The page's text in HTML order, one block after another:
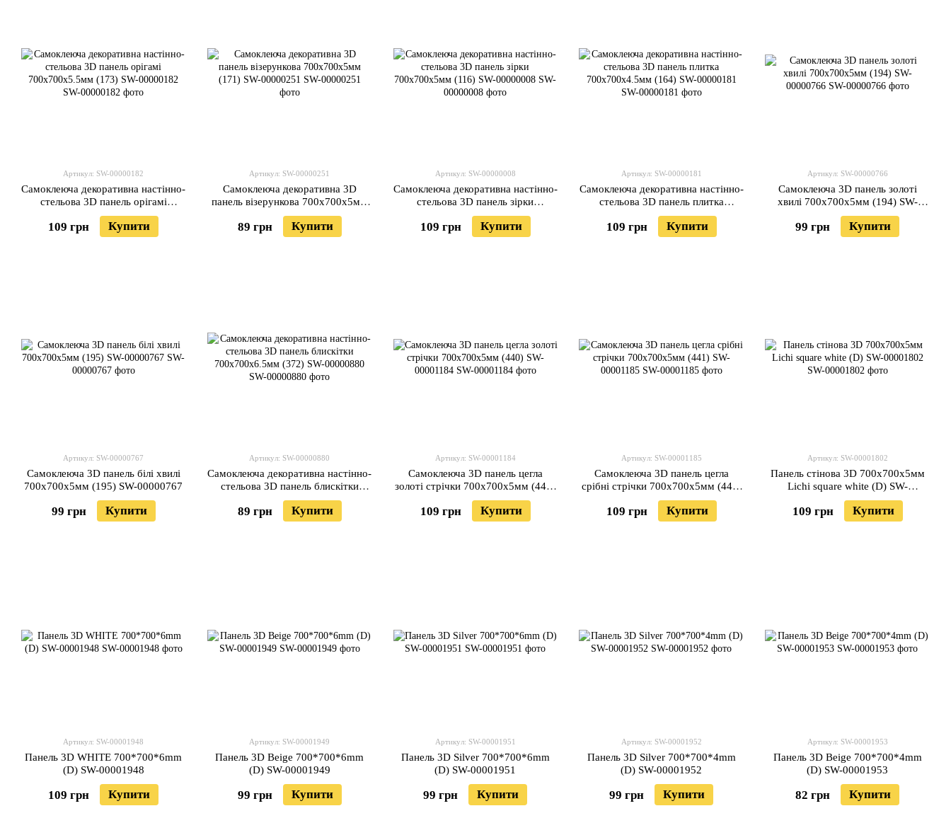
Артикул: SW-00000182
Самоклеюча декоративна настінно-
стельова 3D панель орігамі
700х700х5.5мм (173) SW-
00000182
109 грн Купити
Артикул: SW-00000251
Самоклеюча декоративна 3D
панель візерункова 700x700x5мм
(171) SW-00000251
89 грн Купити
Артикул: SW-00000008
Самоклеюча декоративна настінно-
стельова 3D панель зірки
700х700х5мм (116) SW-00000008
109 грн Купити
Артикул: SW-00000181
Самоклеюча декоративна настінно-
стельова 3D панель плитка
700x700x4.5мм (164) SW-
00000181
109 грн Купити
Артикул: SW-00000766
Самоклеюча 3D панель золоті
хвилі 700x700x5мм (194) SW-
00000766
99 грн Купити
Артикул: SW-00000767
Самоклеюча 3D панель білі хвилі
700x700x5мм (195) SW-00000767
99 грн Купити
Артикул: SW-00000880
Самоклеюча декоративна настінно-
стельова 3D панель блискітки
700х700х6.5мм (372) SW-
00000880
89 грн Купити
Артикул: SW-00001184
Самоклеюча 3D панель цегла
золоті стрічки 700х700х5мм (440)
SW-00001184
109 грн Купити
Артикул: SW-00001185
Самоклеюча 3D панель цегла
срібні стрічки 700х700х5мм (441)
SW-00001185
109 грн Купити
Артикул: SW-00001802
Панель стінова 3D 700х700х5мм
Lichi square white (D) SW-
00001802
109 грн Купити
Артикул: SW-00001948
Панель 3D WHITE 700*700*6mm
(D) SW-00001948
109 грн Купити
Артикул: SW-00001949
Панель 3D Beige 700*700*6mm
(D) SW-00001949
99 грн Купити
Артикул: SW-00001951
Панель 3D Silver 700*700*6mm
(D) SW-00001951
99 грн Купити
Артикул: SW-00001952
Панель 3D Silver 700*700*4mm
(D) SW-00001952
99 грн Купити
Артикул: SW-00001953
Панель 3D Beige 700*700*4mm
(D) SW-00001953
82 грн Купити